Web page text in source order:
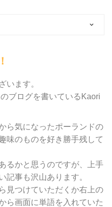
います。
ブログを書いているKaori
ら気になったポーランドの
味のものを好き勝手残して
るかと思うのですが、上手
記事も沢山あります。
見つけていただくか右上の
ら画面に単語を入れていた